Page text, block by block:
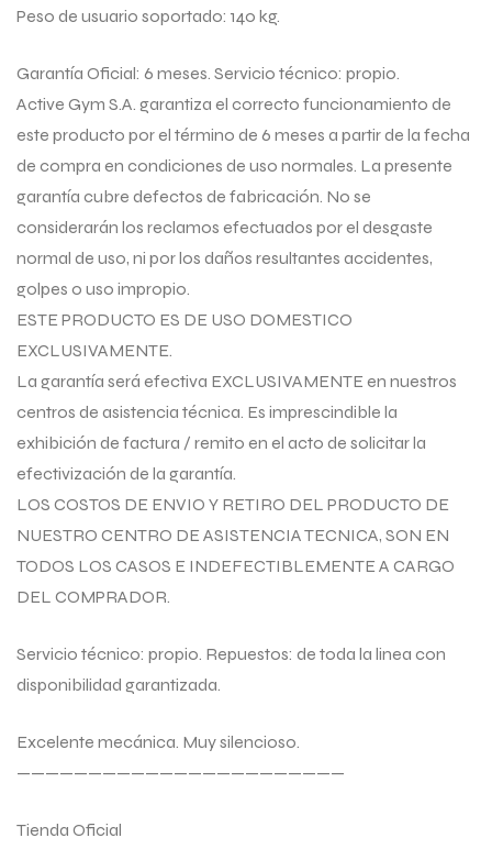
Peso de usuario soportado: 140 kg.
Garantía Oficial: 6 meses. Servicio técnico: propio.
Active Gym S.A. garantiza el correcto funcionamiento de
este producto por el término de 6 meses a partir de la fecha
de compra en condiciones de uso normales. La presente
garantía cubre defectos de fabricación. No se
considerarán los reclamos efectuados por el desgaste
normal de uso, ni por los daños resultantes accidentes,
golpes o uso impropio.
ESTE PRODUCTO ES DE USO DOMESTICO
EXCLUSIVAMENTE.
La garantía será efectiva EXCLUSIVAMENTE en nuestros
centros de asistencia técnica. Es imprescindible la
exhibición de factura / remito en el acto de solicitar la
efectivización de la garantía.
LOS COSTOS DE ENVIO Y RETIRO DEL PRODUCTO DE
NUESTRO CENTRO DE ASISTENCIA TECNICA, SON EN
TODOS LOS CASOS E INDEFECTIBLEMENTE A CARGO
DEL COMPRADOR.
Servicio técnico: propio. Repuestos: de toda la linea con
disponibilidad garantizada.
Excelente mecánica. Muy silencioso.
———————————————————————
Tienda Oficial